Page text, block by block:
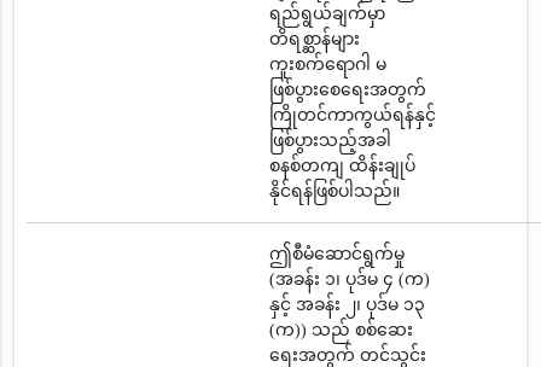
ရည်ရွယ်ချက်မှာ
တိရစ္ဆာန်များ
ကူးစက်ရောဂါ မ
ဖြစ်ပွားစေရေးအတွက်
ကြိုတင်ကာကွယ်ရန်နှင့်
ဖြစ်ပွားသည့်အခါ
စနစ်တကျ ထိန်းချုပ်
နိုင်ရန်ဖြစ်ပါသည်။
ဤစီမံဆောင်ရွက်မှု
(အခန်း ၁၊ ပုဒ်မ ၄ (က)
နှင့် အခန်း ၂၊ ပုဒ်မ ၁၃
(က)) သည် စစ်ဆေး
ရေးအတွက် တင်သွင်း